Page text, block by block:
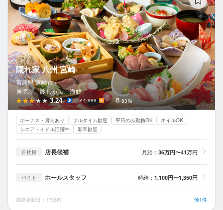
隠れ家 八州 宮崎
宮崎県 宮崎市 /
居酒屋、豚しゃぶ、海鮮
3.24 ～￥4,999 － 83席
ボーナス・賞与あり フルタイム歓迎 平日のみ勤務OK
ネイルOK
シニア・ミドル活躍中
新卒歓迎
正社員 店長候補 月給： 36万円〜41万円
バイト ホールスタッフ 時給： 1,100円〜1,350円
最終更新日：17日前 他1件